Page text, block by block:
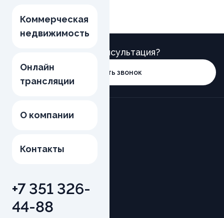
Коммерческая
недвижимость
Онлайн
трансляции
О компании
Контакты
+7 351 326-
44-88
Нужна консультация?
Заказать звонок
Компания
О компании